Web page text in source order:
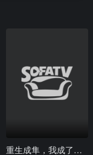
重生成隼，我成了天空禁主